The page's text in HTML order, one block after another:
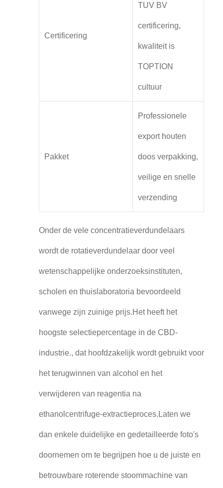
Certificering
TUV BV
certificering,
kwaliteit is
TOPTION
cultuur
Pakket
Professionele
export houten
doos verpakking,
veilige en snelle
verzending
Onder de vele concentratieverdundelaars
wordt de rotatieverdundelaar door veel
wetenschappelijke onderzoeksinstituten,
scholen en thuislaboratoria bevoordeeld
vanwege zijn zuinige prijs.Het heeft het
hoogste selectiepercentage in de CBD-
industrie., dat hoofdzakelijk wordt gebruikt voor
het terugwinnen van alcohol en het
verwijderen van reagentia na
ethanolcentrifuge-extractieproces.Laten we
dan enkele duidelijke en gedetailleerde foto's
doornemen om te begrijpen hoe u de juiste en
betrouwbare roterende stoommachine van